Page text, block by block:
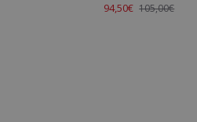
94,50€ 105,00€